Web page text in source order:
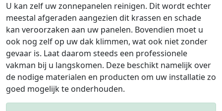
U kan zelf uw zonnepanelen reinigen. Dit wordt echter
meestal afgeraden aangezien dit krassen en schade
kan veroorzaken aan uw panelen. Bovendien moet u
ook nog zelf op uw dak klimmen, wat ook niet zonder
gevaar is. Laat daarom steeds een professionele
vakman bij u langskomen. Deze beschikt namelijk over
de nodige materialen en producten om uw installatie zo
goed mogelijk te onderhouden.